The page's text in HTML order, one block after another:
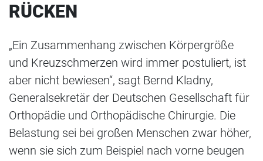
RÜCKEN
„Ein Zusammenhang zwischen Körpergröße
und Kreuzschmerzen wird immer postuliert, ist
aber nicht bewiesen“, sagt Bernd Kladny,
Generalsekretär der Deutschen Gesellschaft für
Orthopädie und Orthopädische Chirurgie. Die
Belastung sei bei großen Menschen zwar höher,
wenn sie sich zum Beispiel nach vorne beugen